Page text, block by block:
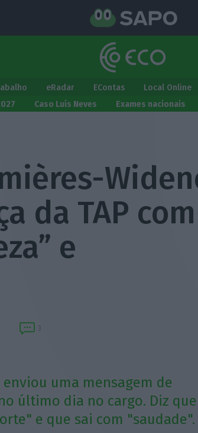
eRadar EContas Local Online
Caso Luís Neves Exames nacionais
da TAP com
e
3
uma mensagem de
último dia no cargo. Diz que
e que sai com "saudade".